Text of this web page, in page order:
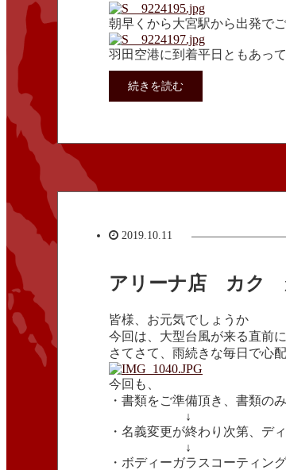
朝早くから大宮駅から出発でご
羽田空港に到着平日ともあっ
続きを読む
2019.10.11
アリーナ店 カク
皆様、お元気でしょうか
今回は、大型台風が来る直前
さてさて、雨続きな毎日で心
今回も、
・書類をご準備頂き、書類の
↓
・名義変更が終わり次第、デ
↓
・ボディーガラスコーティン